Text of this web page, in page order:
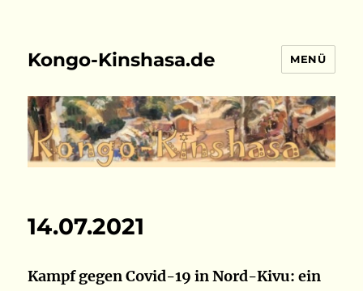
Kongo-Kinshasa.de MENÜ
14.07.2021
Kampf gegen Covid-19 in Nord-Kivu: ein